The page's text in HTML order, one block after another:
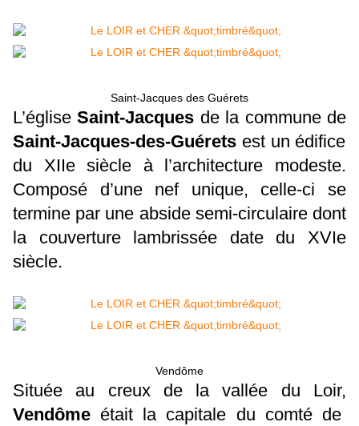
Saint-Jacques des Guérets
L’église Saint-Jacques de la commune de
Saint-Jacques-des-Guérets est un édifice
du XIIe siècle à l’architecture modeste.
Composé d’une nef unique, celle-ci se
termine par une abside semi-circulaire dont
la couverture lambrissée date du XVIe
siècle.
Vendôme
Située au creux de la vallée du Loir,
Vendôme était la capitale du comté de